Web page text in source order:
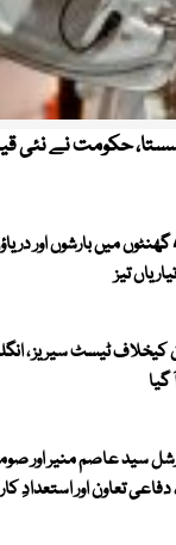
حکومت نے نئی
آئندہ 48 گھنٹوں میں بارشوں
تیز
سید عاصم منیر اور
تعاون اور استعدادِ